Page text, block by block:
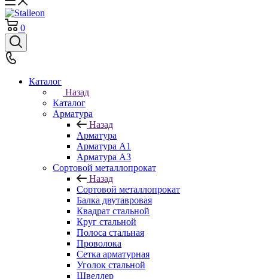
0
Каталог
Назад
Каталог
Арматура
Назад
Арматура
Арматура A1
Арматура А3
Сортовой металлопрокат
Назад
Сортовой металлопрокат
Балка двутавровая
Квадрат стальной
Круг стальной
Полоса стальная
Проволока
Сетка арматурная
Уголок стальной
Швеллер